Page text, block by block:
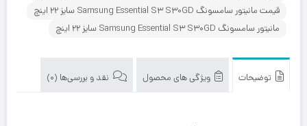
قیمت مانیتور سامسونگ Samsung Essential S3 S30GD سایز 22 اینچ
مانیتور سامسونگ Samsung Essential S3 S30GD سایز 22 اینچ
توضیحات ویژگی های محصول نقد و بررسی‌ها (0)